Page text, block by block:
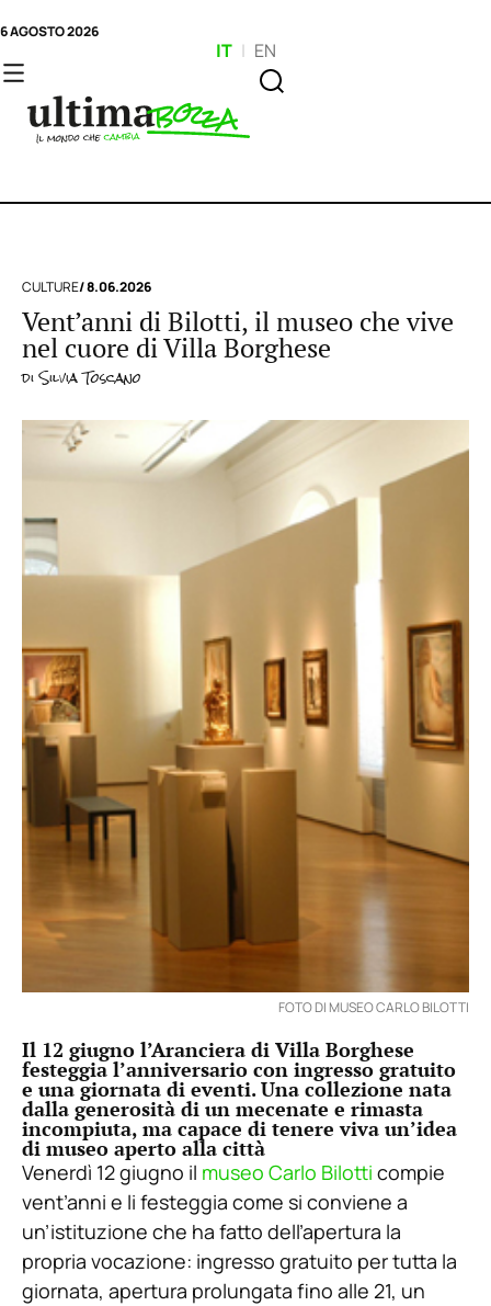
6 AGOSTO 2026
IT | EN
CULTURE/ 8.06.2026
Vent’anni di Bilotti, il museo che vive
nel cuore di Villa Borghese
diSilvia Toscano
FOTO DI MUSEO CARLO BILOTTI
Il 12 giugno l’Aranciera di Villa Borghese
festeggia l’anniversario con ingresso gratuito
e una giornata di eventi. Una collezione nata
dalla generosità di un mecenate e rimasta
incompiuta, ma capace di tenere viva un’idea
di museo aperto alla città
Venerdì 12 giugno il museo Carlo Bilotti compie
vent’anni e li festeggia come si conviene a
un’istituzione che ha fatto dell’apertura la
propria vocazione: ingresso gratuito per tutta la
giornata, apertura prolungata fino alle 21, un